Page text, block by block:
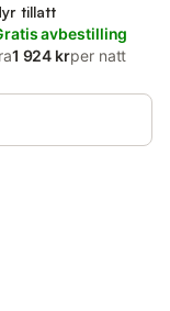
tillatt
avbestilling
1 924 krper natt